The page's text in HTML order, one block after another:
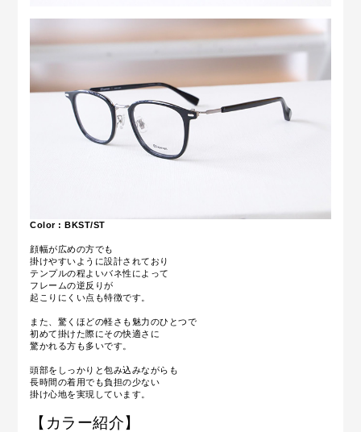
Color : BKST/ST
顔幅が広めの方でも
掛けやすいように設計されており
テンプルの程よいバネ性によって
フレームの逆反りが
起こりにくい点も特徴です。
また、驚くほどの軽さも魅力のひとつで
初めて掛けた際にその快適さに
驚かれる方も多いです。
頭部をしっかりと包み込みながらも
長時間の着用でも負担の少ない
掛け心地を実現しています。
【カラー紹介】